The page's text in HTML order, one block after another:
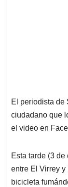
El periodista de
ciudadano que
el video en
Esta tarde (3
entre El Virrey
bicicleta